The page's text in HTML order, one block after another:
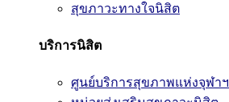
สุขภาวะทางใจนิสิต
บริการนิสิต
ศูนย์บริการสุขภาพแห่งจุฬาฯ